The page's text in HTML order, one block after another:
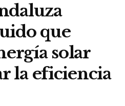
que
solar
la eficiencia